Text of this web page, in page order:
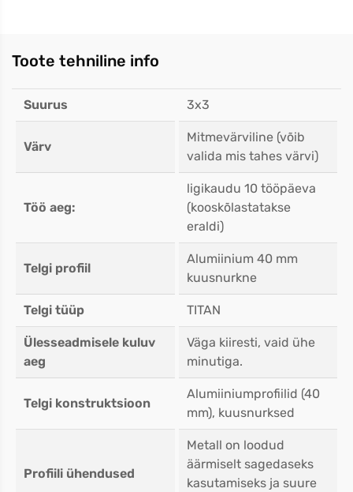
Toote tehniline info
Suurus 3x3
Värv
Mitmevärviline (võib
valida mis tahes värvi)
Töö aeg:
ligikaudu 10 tööpäeva
(kooskõlastatakse
eraldi)
Telgi profiil
Alumiinium 40 mm
kuusnurkne
Telgi tüüp TITAN
Ülesseadmisele kuluv
aeg
Väga kiiresti, vaid ühe
minutiga.
Telgi konstruktsioon
Alumiiniumprofiilid (40
mm), kuusnurksed
Profiili ühendused
Metall on loodud
äärmiselt sagedaseks
kasutamiseks ja suure